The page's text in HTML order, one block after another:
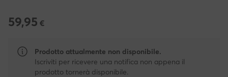
59,95 €
59,95 €
Prodotto attualmente non disponibile.
Iscriviti per ricevere una notifica non appena il
prodotto tornerà disponibile.